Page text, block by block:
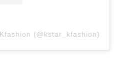
(@kstar_kfashion)